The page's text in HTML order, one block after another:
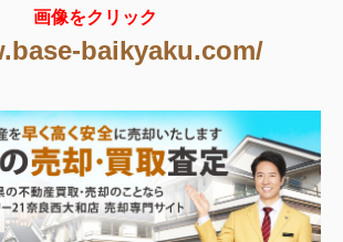
画像をクリック
baikyaku.com/